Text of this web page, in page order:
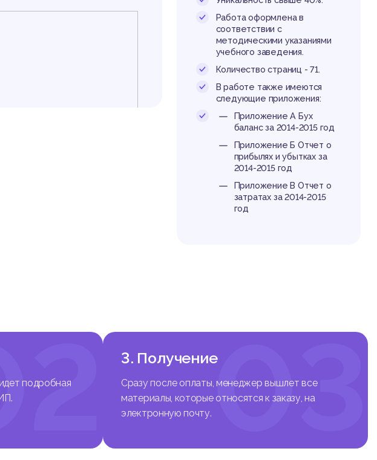
Работа оформлена в
соответствии с
методическими указаниями
учебного заведения.
Количество страниц - 71.
В работе также имеются
следующие приложения:
Приложение А Бух
баланс за 2014-2015 год
Приложение Б Отчет о
прибылях и убытках за
2014-2015 год
Приложение В Отчет о
затратах за 2014-2015
год
подробная
03
3. Получение
Сразу после оплаты, менеджер вышлет все
материалы, которые относятся к заказу, на
электронную почту.